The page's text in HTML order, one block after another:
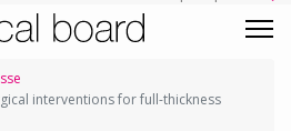
interventions for full-thickness